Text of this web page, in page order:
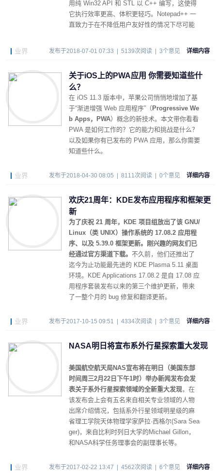
用纯 Win32 API 和 STL 以 C++ 编写，这使得
它执行效率更高、体积更轻巧。Notepad++ 一
直致力于在不降低用户友好性的情况下尽可能
业界 发布于2018-07-01 07:33 | 5139次阅读 | 3个意见 详细内容
关于iOS上的PWA应用 你需要知道些什
么？
在 iOS 11.3 版本中，苹果公司悄悄地增加了基
于“渐进增强 Web 应用程序”（ Progressive We
b Apps，PWA）概念的新技术。本文带你看看
PWA 是如何工作的？它的能力和挑战是什么？
以及如果你有已发布的 PWA 应用，那么你需要
知道些什么。
业界 发布于2018-04-30 08:05 | 8111次阅读 | 0个意见 详细内容
欢庆21周年：KDE发布应用程序和框架更
新
为了庆祝 21 周年，KDE 项目组放出了该 GNU/
Linux（类 UNIX）操作系统的 17.08.2 应用程
序、以及 5.39.0 框架更新。刚兴趣的网友们已
经通过官方渠道下载。 不久前，他们还推出了
迄今为止功能最先进的 KDE Plasma 5.11 桌面
环境。KDE Applications 17.08.2 是自 17.08 应
用程序套装发布以来的第三个维护更新，带来
了一整个月的 bug 修复和翻译更新。
业界 发布于2017-10-15 09:51 | 4334次阅读 | 3个意见 详细内容
NASA明日将宣布系外行星探索重大发现
美国航空航天局NAS宣布将在明日（美国东部
时间周三2月22日下午1时）举办新闻发布会发
表关于系外行星探索领域的全新重大发现，在
该发布会上会有五名来自相关专业领域的人物
出席介绍情况，包括系外行星领域明星级的麻
省理工学院天体物理学家萨拉·西格尔(Sara Sea
ger)，来自比利时列日大学的Michael Gillon，
和NASA科学任务理事会的副理事长等。
业界 发布于2017-02-22 13:47 | 4562次阅读 | 6个意见 详细内容